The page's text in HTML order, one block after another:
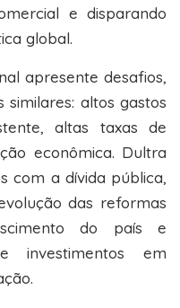
e disparando
global.
apresente desafios,
altos gastos
altas taxas de
econômica. Dultra
com a dívida pública,
das reformas
do país e
investimentos em